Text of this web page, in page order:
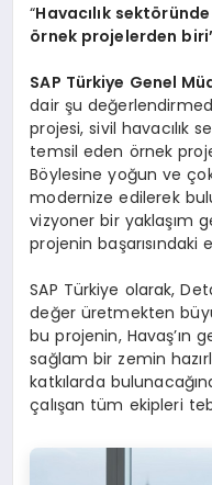
“Havacılık sektö
örnek projelerden
SAP Türkiye Genel
dair şu
projesi, sivil havacılık
temsil eden örnek
Böylesine yoğun ve
modernize edilerek
vizyoner bir yaklaşım
projenin
SAP Türkiye olarak,
değer üretmekten
bu projenin, Havaş’ın
sağlam bir zemin
katkılarda
çalışan tüm ekipleri